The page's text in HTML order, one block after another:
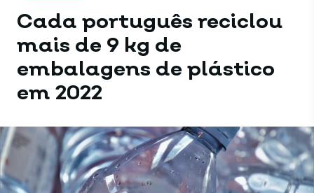
Cada português reciclou
mais de 9 kg de
embalagens de plástico
em 2022